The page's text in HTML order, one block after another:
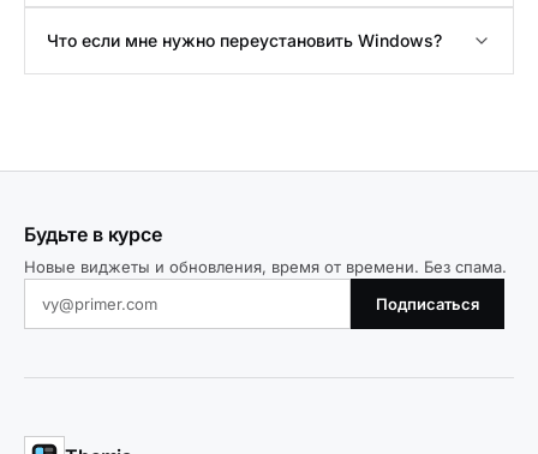
Что если мне нужно переустановить Windows?
Будьте в курсе
Новые виджеты и обновления, время от времени. Без спама.
Подписаться